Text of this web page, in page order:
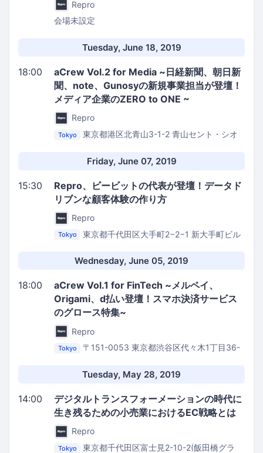
Repro
会場未設定
Tuesday, June 18, 2019
18:00
aCrew Vol.2 for Media ~日経新聞、朝日新
聞、note、Gunosyの新規事業担当が登壇！
メディア企業のZERO to ONE ~
Repro
Tokyo
東京都港区北青山3-1-2 青山セント・シオ
Friday, June 07, 2019
15:30
Repro、ビービットの代表が登壇！データド
リブンな顧客体験の作り方
Repro
Tokyo
東京都千代田区大手町2−2−1 新大手町ビル
Wednesday, June 05, 2019
18:00
aCrew Vol.1 for FinTech ~メルペイ、
Origami、d払い登壇！スマホ決済サービス
のグロース特集~
Repro
Tokyo
〒151-0053 東京都渋谷区代々木1丁目36-
Tuesday, May 28, 2019
14:00
デジタルトランスフォーメーションの時代に
生き残るための小売業におけるEC戦略とは
Repro
Tokyo
東京都千代田区富士見2-10-2(飯田橋グラ